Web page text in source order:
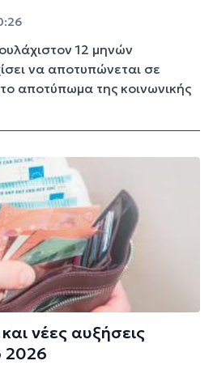
12 μηνών
να αποτυπώνεται σε
αποτύπωμα της κοινωνικής
νέες αυξήσεις
2026